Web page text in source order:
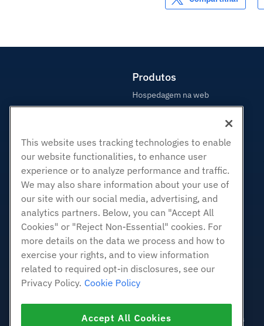
Produtos
Hospedagem na web
Revendedor com etiqueta em
branco
Linux gerenciado VPS
Linux não gerenciado VPS
Janelas gerenciadas VPS
Windows não gerenciado VPS
Servidores de nuvem
Balanceadores de carga
Armazenamento em Bloco
Armazenamento de Objetos
SSL Certificados
Hospedagem de aplicativos da
This website uses tracking technologies to enable
our website functionalities, to enhance user
experience or to analyze performance and traffic.
We may also share information about your use of
our site with our social media, advertising, and
analytics partners. Below, you can "Accept All
Cookies" or "Reject Non-Essential" cookies. For
more details on the data we process and how to
exercise your rights, and to view information
related to required opt-in disclosures, see our
Privacy Policy. Cookie Policy
Accept All Cookies